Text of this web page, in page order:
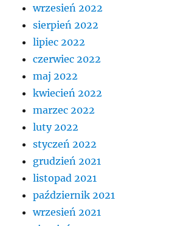
wrzesień 2022
sierpień 2022
lipiec 2022
czerwiec 2022
maj 2022
kwiecień 2022
marzec 2022
luty 2022
styczeń 2022
grudzień 2021
listopad 2021
październik 2021
wrzesień 2021